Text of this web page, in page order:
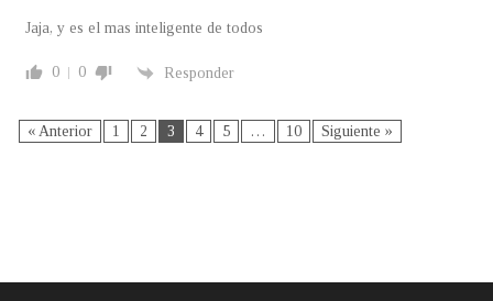
Jaja, y es el mas inteligente de todos
0 0 Responder
« Anterior 1 2 3 4 5 … 10 Siguiente »